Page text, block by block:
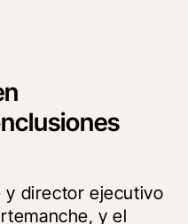
y director ejecutivo
y el